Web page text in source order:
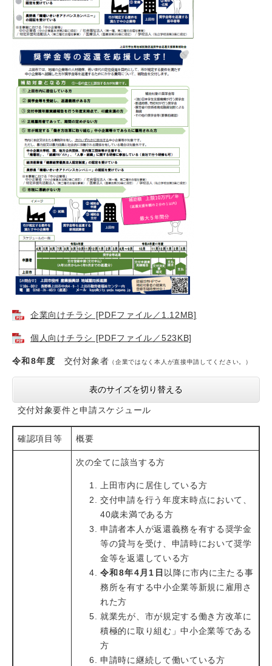
企業向けチラシ [PDFファイル／1.12MB]
個人向けチラシ [PDFファイル／523KB]
令和8年度 交付対象者 （企業ではなく本人が直接申請してください。）
表のサイズを切り替える
交付対象要件と申請スケジュール
確認項目等 概要
次の全てに該当する方
上田市内に居住している方
交付申請を行う年度末時点において、
40歳未満である方
申請者本人が返還義務を有する奨学金
等の貸与を受け、申請時において奨学
金等を返還している方
令和8年4月1日 以降に市内に主たる事
務所を有する中小企業等新規に雇用さ
れた方
就業先が、市が規定する働き方改革に
積極的に取り組む」中小企業等である
方
申請時に継続して働いている方